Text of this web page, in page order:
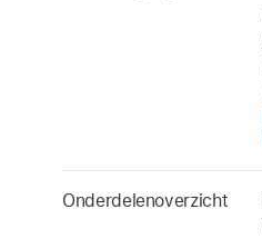
Onderdelenoverzicht